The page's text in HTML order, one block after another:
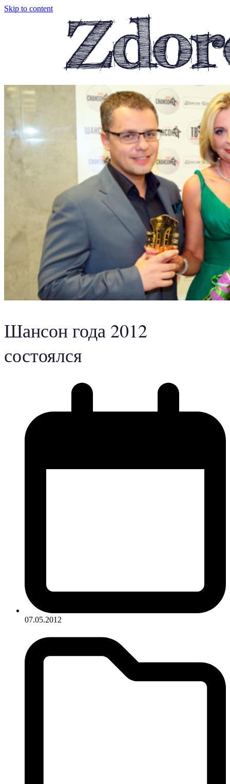
Skip to content
Шансон года 2012
состоялся
07.05.2012